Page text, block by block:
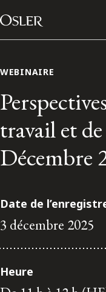
Passer au contenu
Main
Réseau des anciens
Contactez-nous
ENGLISH
WEBINAIRE
travail et
Décembre
Date de
3 décembre 2025
Heure